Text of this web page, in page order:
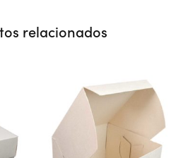
relacionados